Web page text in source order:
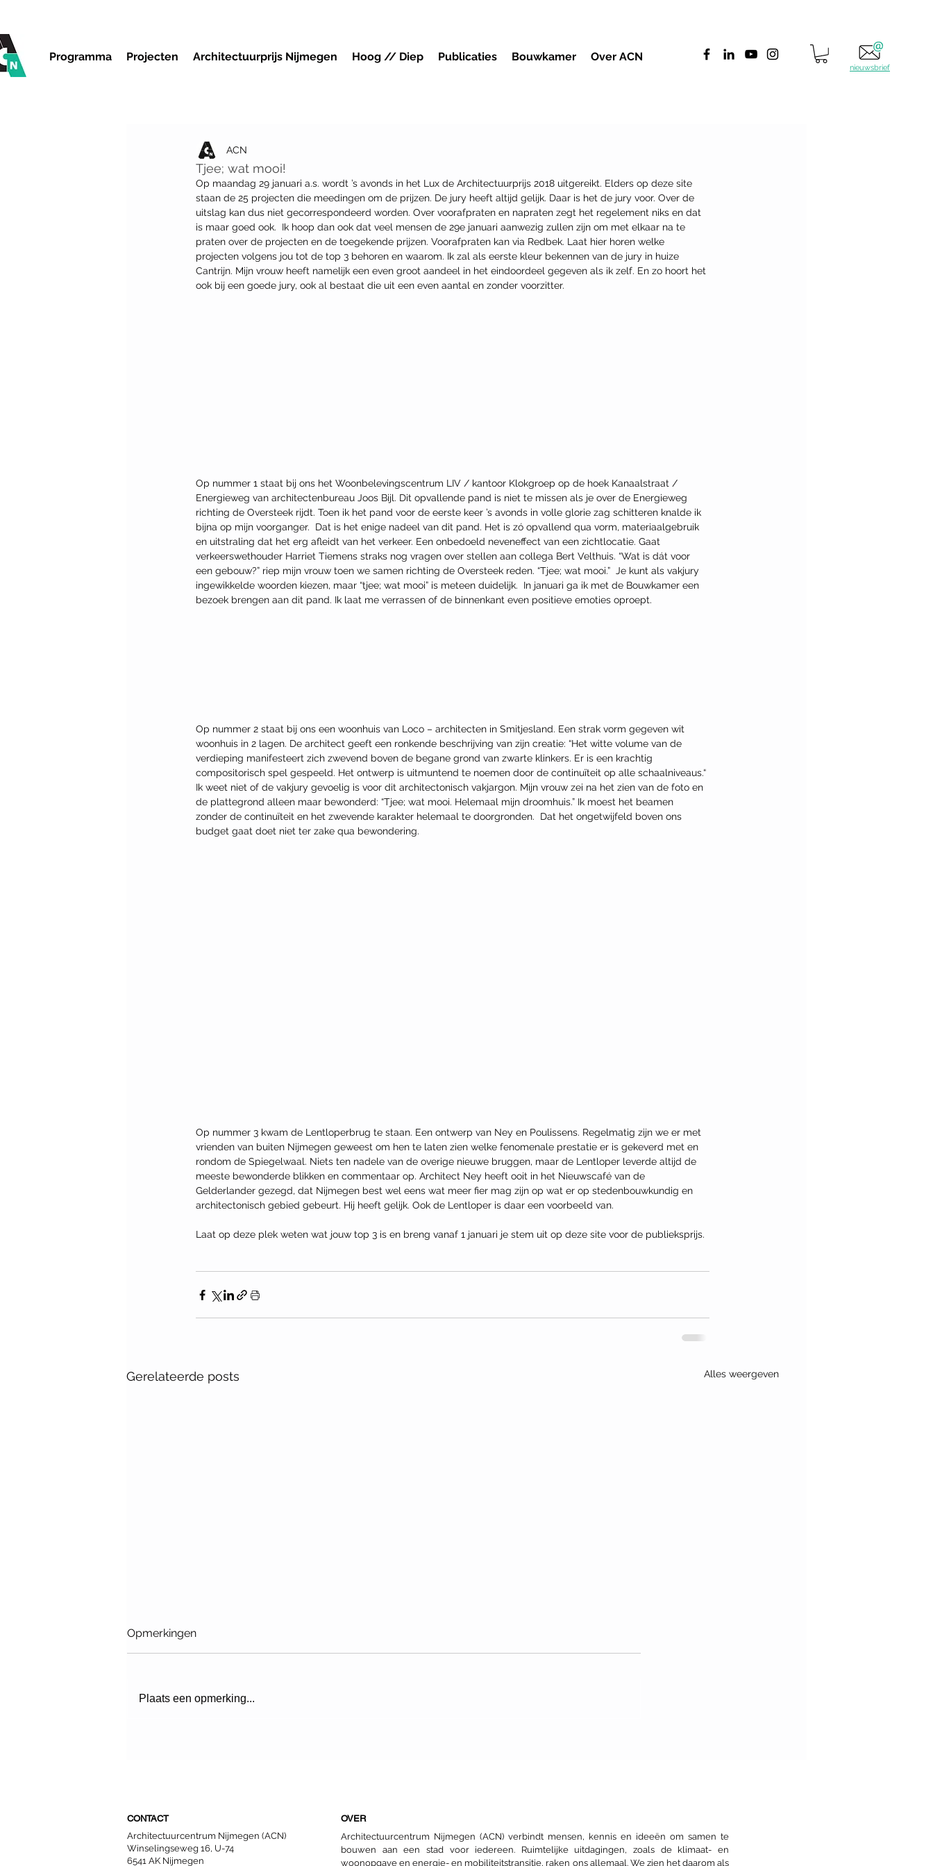
Programma Projecten Architectuurprijs Nijmegen Hoog // Diep Publicaties Bouwkamer Over ACN
nieuwsbrief
Tjee; wat mooi!
ACN
Op maandag 29 januari a.s. wordt ’s avonds in het Lux de Architectuurprijs 2018 uitgereikt. Elders op deze site
staan de 25 projecten die meedingen om de prijzen. De jury heeft altijd gelijk. Daar is het de jury voor. Over de
uitslag kan dus niet gecorrespondeerd worden. Over voorafpraten en napraten zegt het regelement niks en dat
is maar goed ook.  Ik hoop dan ook dat veel mensen de 29e januari aanwezig zullen zijn om met elkaar na te
praten over de projecten en de toegekende prijzen. Voorafpraten kan via Redbek. Laat hier horen welke
projecten volgens jou tot de top 3 behoren en waarom. Ik zal als eerste kleur bekennen van de jury in huize
Cantrijn. Mijn vrouw heeft namelijk een even groot aandeel in het eindoordeel gegeven als ik zelf. En zo hoort het
ook bij een goede jury, ook al bestaat die uit een even aantal en zonder voorzitter.
Op nummer 1 staat bij ons het Woonbelevingscentrum LIV / kantoor Klokgroep op de hoek Kanaalstraat /
Energieweg van architectenbureau Joos Bijl. Dit opvallende pand is niet te missen als je over de Energieweg
richting de Oversteek rijdt. Toen ik het pand voor de eerste keer ’s avonds in volle glorie zag schitteren knalde ik
bijna op mijn voorganger.  Dat is het enige nadeel van dit pand. Het is zó opvallend qua vorm, materiaalgebruik
en uitstraling dat het erg afleidt van het verkeer. Een onbedoeld neveneffect van een zichtlocatie. Gaat
verkeerswethouder Harriet Tiemens straks nog vragen over stellen aan collega Bert Velthuis. “Wat is dát voor
een gebouw?” riep mijn vrouw toen we samen richting de Oversteek reden. “Tjee; wat mooi.”  Je kunt als vakjury
ingewikkelde woorden kiezen, maar “tjee; wat mooi” is meteen duidelijk.  In januari ga ik met de Bouwkamer een
bezoek brengen aan dit pand. Ik laat me verrassen of de binnenkant even positieve emoties oproept.
Op nummer 2 staat bij ons een woonhuis van Loco – architecten in Smitjesland. Een strak vorm gegeven wit
woonhuis in 2 lagen. De architect geeft een ronkende beschrijving van zijn creatie: “Het witte volume van de
verdieping manifesteert zich zwevend boven de begane grond van zwarte klinkers. Er is een krachtig
compositorisch spel gespeeld. Het ontwerp is uitmuntend te noemen door de continuïteit op alle schaalniveaus.“
Ik weet niet of de vakjury gevoelig is voor dit architectonisch vakjargon. Mijn vrouw zei na het zien van de foto en
de plattegrond alleen maar bewonderd: “Tjee; wat mooi. Helemaal mijn droomhuis.” Ik moest het beamen
zonder de continuïteit en het zwevende karakter helemaal te doorgronden.  Dat het ongetwijfeld boven ons
budget gaat doet niet ter zake qua bewondering.
Op nummer 3 kwam de Lentloperbrug te staan. Een ontwerp van Ney en Poulissens. Regelmatig zijn we er met
vrienden van buiten Nijmegen geweest om hen te laten zien welke fenomenale prestatie er is gekeverd met en
rondom de Spiegelwaal. Niets ten nadele van de overige nieuwe bruggen, maar de Lentloper leverde altijd de
meeste bewonderde blikken en commentaar op. Architect Ney heeft ooit in het Nieuwscafé van de
Gelderlander gezegd, dat Nijmegen best wel eens wat meer fier mag zijn op wat er op stedenbouwkundig en
architectonisch gebied gebeurt. Hij heeft gelijk. Ook de Lentloper is daar een voorbeeld van.
Laat op deze plek weten wat jouw top 3 is en breng vanaf 1 januari je stem uit op deze site voor de publieksprijs.
Gerelateerde posts Alles weergeven
Opmerkingen
Plaats een opmerking...
CONTACT
OVER
Architectuurcentrum Nijmegen (ACN)
Winselingseweg 16, U-74
6541 AK Nijmegen
Architectuurcentrum Nijmegen (ACN) verbindt mensen, kennis en ideeën om samen te
bouwen aan een stad voor iedereen. Ruimtelijke uitdagingen, zoals de klimaat- en
woonopgave en energie- en mobiliteitstransitie, raken ons allemaal. We zien het daarom als